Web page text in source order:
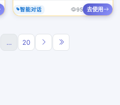
智能对话 95 去使用
… 20